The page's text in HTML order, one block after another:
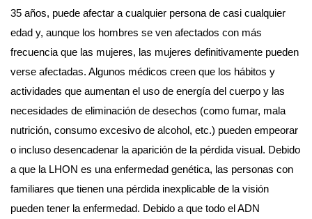
35 años, puede afectar a cualquier persona de casi cualquier
edad y, aunque los hombres se ven afectados con más
frecuencia que las mujeres, las mujeres definitivamente pueden
verse afectadas. Algunos médicos creen que los hábitos y
actividades que aumentan el uso de energía del cuerpo y las
necesidades de eliminación de desechos (como fumar, mala
nutrición, consumo excesivo de alcohol, etc.) pueden empeorar
o incluso desencadenar la aparición de la pérdida visual. Debido
a que la LHON es una enfermedad genética, las personas con
familiares que tienen una pérdida inexplicable de la visión
pueden tener la enfermedad. Debido a que todo el ADN